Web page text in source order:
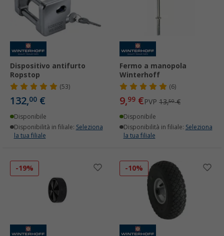
Dispositivo antifurto
Ropstop
(53)
132,00 €
Disponibile
Disponibilità in filiale: Seleziona
la tua filiale
Fermo a manopola
Winterhoff
(6)
9,99 €PVP 13,50€
Disponibile
Disponibilità in filiale: Seleziona
la tua filiale
-19% -10%